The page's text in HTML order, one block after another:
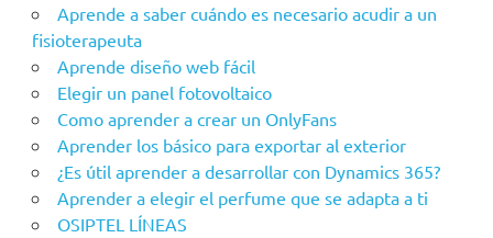
Aprende a saber cuándo es necesario acudir a un
fisioterapeuta
Aprende diseño web fácil
Elegir un panel fotovoltaico
Como aprender a crear un OnlyFans
Aprender los básico para exportar al exterior
¿Es útil aprender a desarrollar con Dynamics 365?
Aprender a elegir el perfume que se adapta a ti
OSIPTEL LÍNEAS